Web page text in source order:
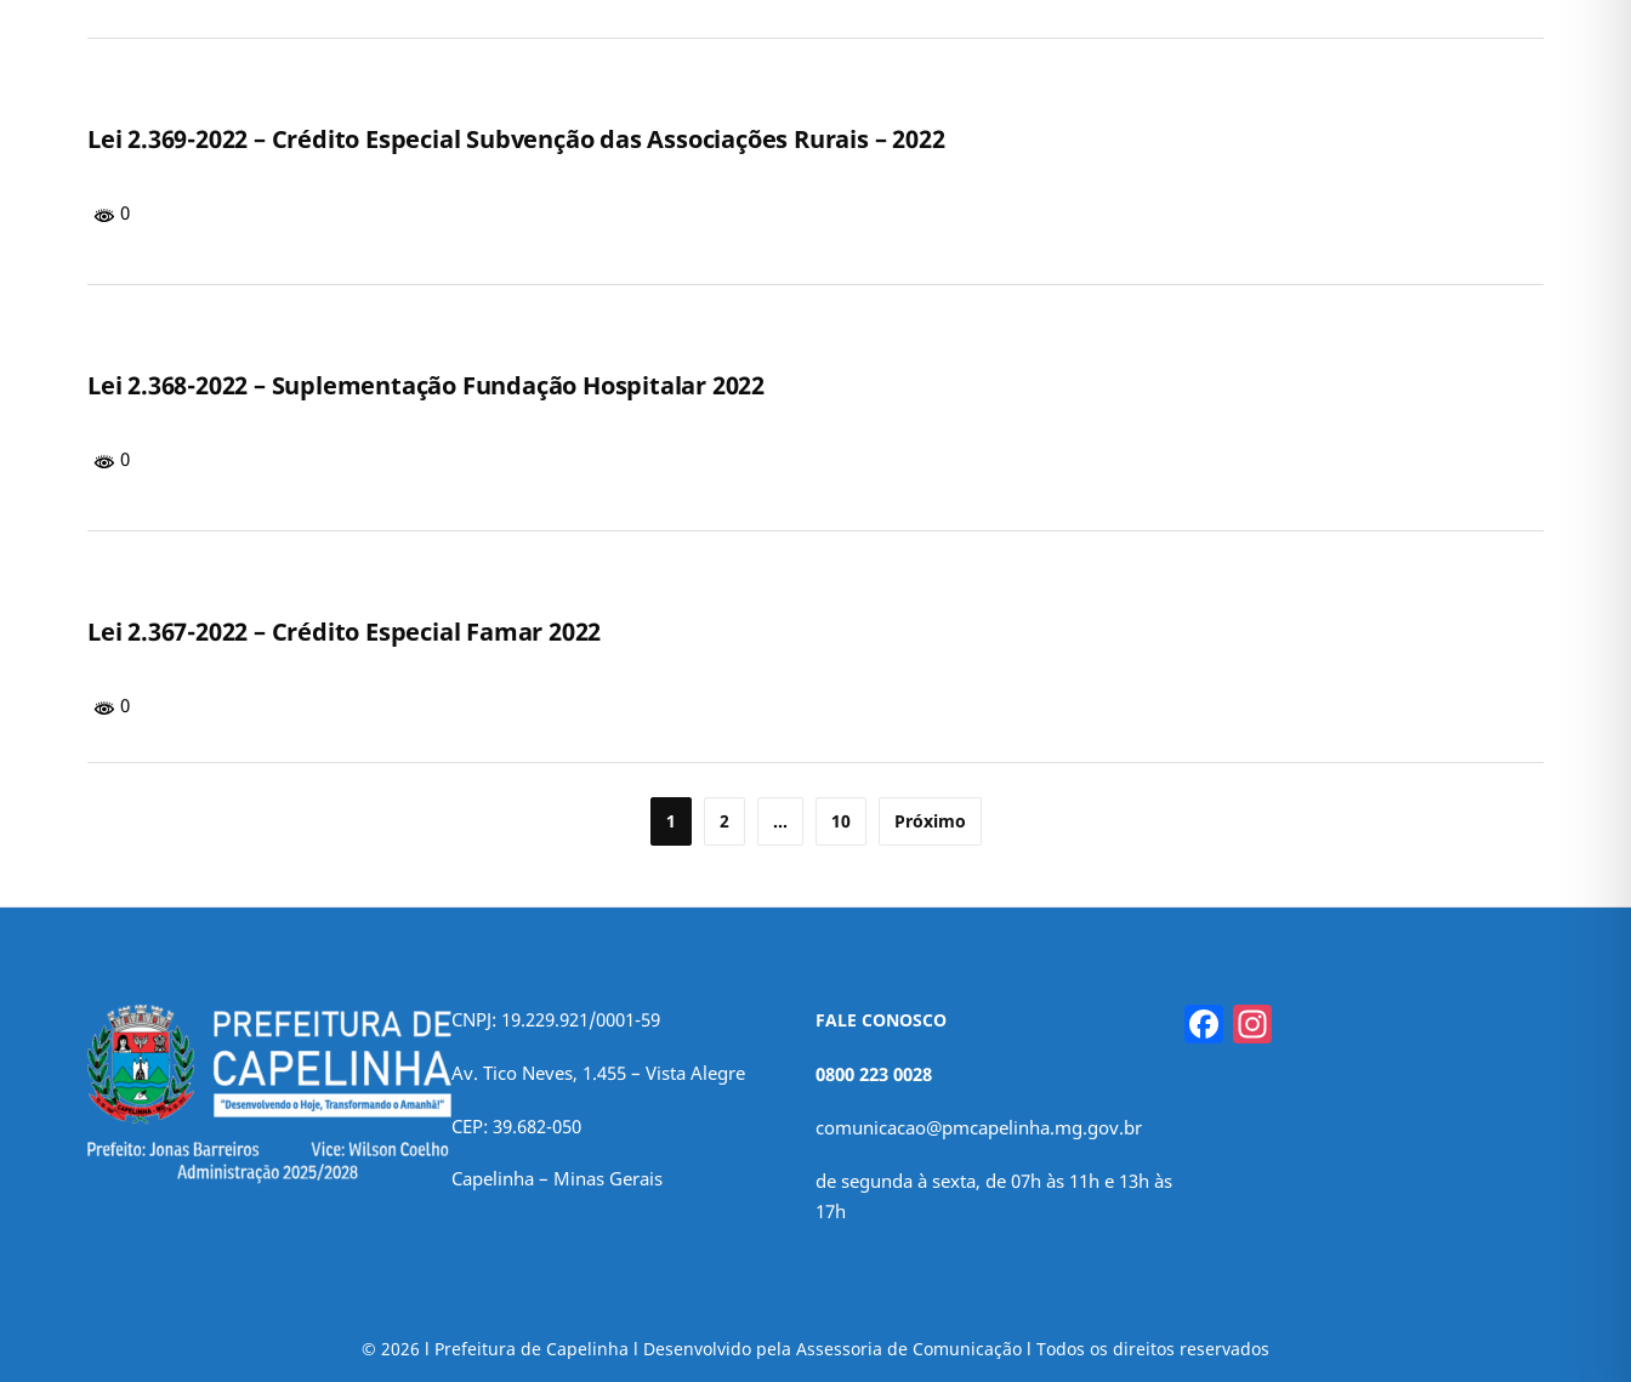
Lei 2.369-2022 – Crédito Especial Subvenção das Associações Rurais – 2022
0
Lei 2.368-2022 – Suplementação Fundação Hospitalar 2022
0
Lei 2.367-2022 – Crédito Especial Famar 2022
0
posts
1 2 … 10 Próximo
CNPJ: 19.229.921/0001-59
Av. Tico Neves, 1.455 – Vista Alegre
CEP: 39.682-050
Capelinha – Minas Gerais
FALE CONOSCO
0800 223 0028
comunicacao@pmcapelinha.mg.gov.br
de segunda à sexta, de 07h às 11h e 13h às
17h
Facebook
© 2026 l Prefeitura de Capelinha l Desenvolvido pela Assessoria de Comunicação l Todos os direitos reservados